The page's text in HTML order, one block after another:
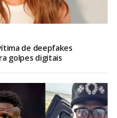
de deepfakes
golpes digitais